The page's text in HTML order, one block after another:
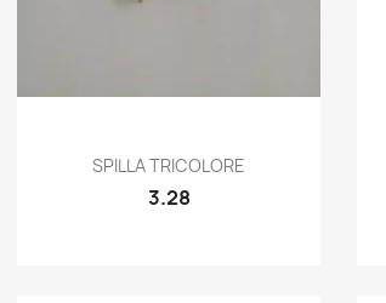
 Quick view
SPILLA TRICOLORE
3.28